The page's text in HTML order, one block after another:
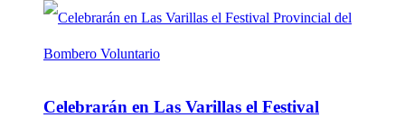
Celebrarán en Las Varillas el Festival